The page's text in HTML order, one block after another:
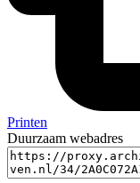
Printen
Duurzaam webadres